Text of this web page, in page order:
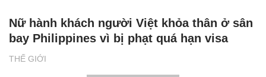
THẾ GIỚI
Nữ hành khách người Việt khỏa thân ở sân
bay Philippines vì bị phạt quá hạn visa